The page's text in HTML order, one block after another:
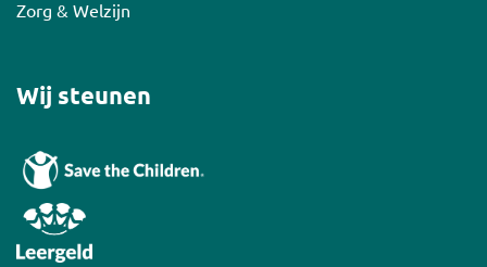
Shirley Setrodimedjo
Manager Non-profit & Overheid
shirley@exactpi.nl
06 - 34 51 00 23
Zorg & Welzijn
Wij steunen